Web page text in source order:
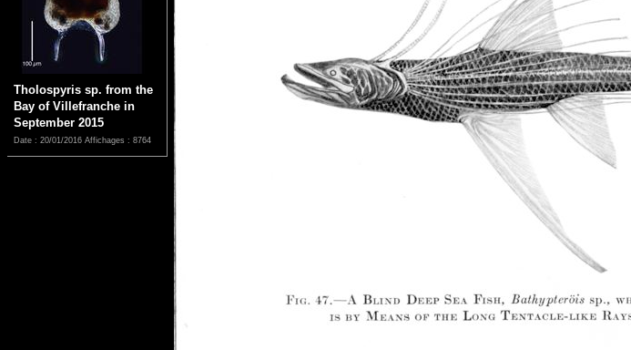
Tholospyris sp. from the
Bay of Villefranche in
September 2015
Date : 20/01/2016 Affichages : 8764